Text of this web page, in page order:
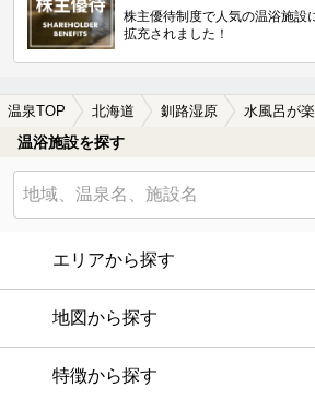
株主優待制度で人気の温浴施設
拡充されました！
温泉TOP 北海道 釧路湿原
温浴施設を探す
エリアから探す
地図から探す
特徴から探す